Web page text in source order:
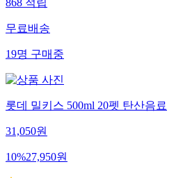
868적립
무료배송
19명구매중
롯데 밀키스 500ml 20펫 탄산음료
31,050원
10%27,950원